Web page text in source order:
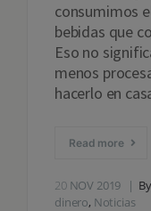
consumimos
bebidas que
Eso no
menos
hacerlo en
Read more
20 NOV 2019 By
dinero, Noticias